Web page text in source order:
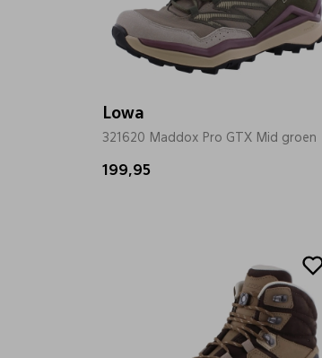
Lowa
321620 Maddox Pro GTX Mid groen
199,95